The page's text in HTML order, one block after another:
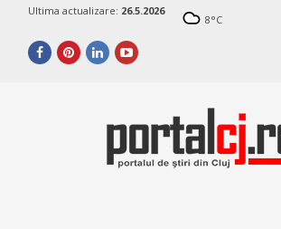
Ultima actualizare: 26.5.2026
8°C